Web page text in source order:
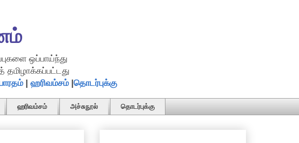
ஒப்பாய்ந்து
தமிழாக்கப்பட்டது
| ஹரிவம்சம்| தொடர்புக்கு
ஹரிவம்சம் அச்சுநூல் தொடர்புக்கு